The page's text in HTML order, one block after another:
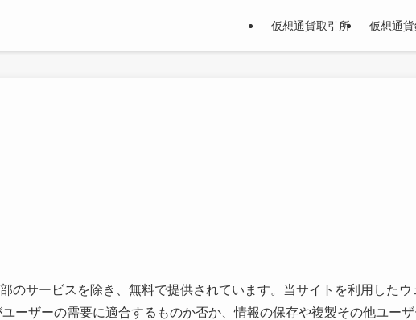
仮想通貨取引所 仮想通
のサービスを除き、無料で提供されています。当サイトを利用した
ーザーの需要に適合するものか否か、情報の保存や複製その他ユー